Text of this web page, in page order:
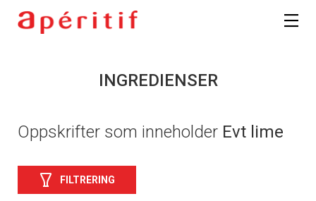
INGREDIENSER
Oppskrifter som inneholder Evt lime
FILTRERING